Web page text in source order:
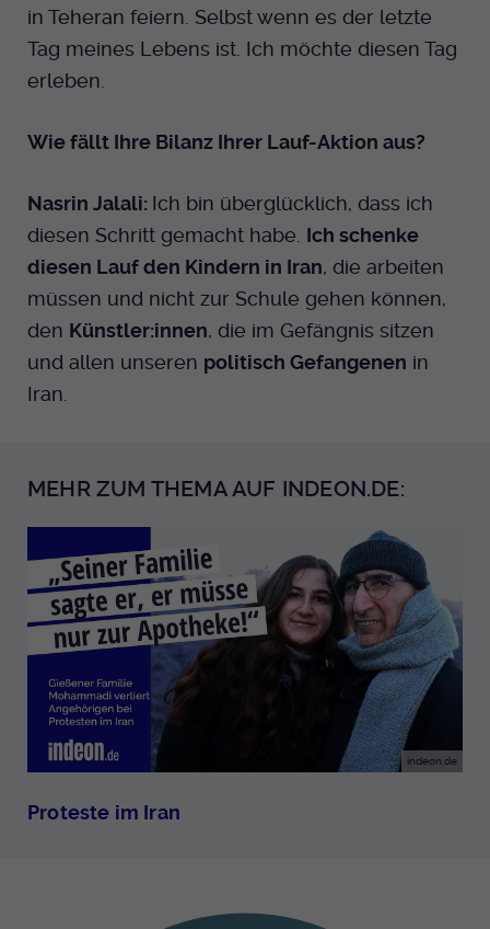
in Teheran feiern. Selbst wenn es der letzte
Tag meines Lebens ist. Ich möchte diesen Tag
erleben.
Wie fällt Ihre Bilanz Ihrer Lauf-Aktion aus?
Nasrin Jalali: Ich bin überglücklich, dass ich
diesen Schritt gemacht habe. Ich schenke
diesen Lauf den Kindern in Iran, die arbeiten
müssen und nicht zur Schule gehen können,
den Künstler:innen, die im Gefängnis sitzen
und allen unseren politisch Gefangenen in
Iran.
MEHR ZUM THEMA AUF INDEON.DE:
indeon.de
Proteste im Iran